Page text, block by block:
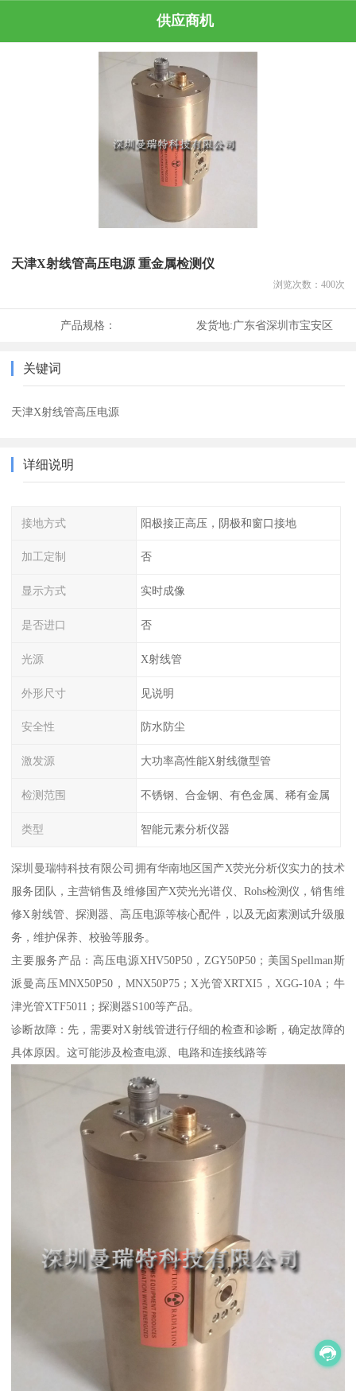
供应商机
天津X射线管高压电源 重金属检测仪
浏览次数： 400次
产品规格： 发货地:广东省深圳市宝安区
关键词
天津X射线管高压电源
详细说明
接地方式 阳极接正高压，阴极和窗口接地
加工定制 否
显示方式 实时成像
是否进口 否
光源 X射线管
外形尺寸 见说明
安全性 防水防尘
激发源 大功率高性能X射线微型管
检测范围 不锈钢、合金钢、有色金属、稀有金属
类型 智能元素分析仪器
深圳曼瑞特科技有限公司拥有华南地区国产X荧光分析仪实力的技术
服务团队，主营销售及维修国产X荧光光谱仪、Rohs检测仪，销售维
修X射线管、探测器、高压电源等核心配件，以及无卤素测试升级服
务，维护保养、校验等服务。
主要服务产品：高压电源XHV50P50，ZGY50P50；美国Spellman斯
派曼高压MNX50P50，MNX50P75；X光管XRTXI5，XGG-10A；牛
津光管XTF5011；探测器S100等产品。
诊断故障：先，需要对X射线管进行仔细的检查和诊断，确定故障的
具体原因。这可能涉及检查电源、电路和连接线路等